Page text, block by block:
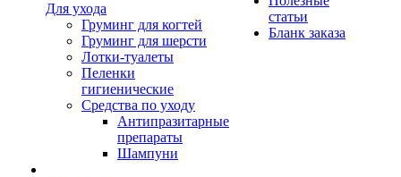
Для ухода
Груминг для когтей
Груминг для шерсти
Лотки-туалеты
Пеленки
гигиенические
Средства по уходу
Антипразитарные
препараты
Шампуни
статьи
Бланк заказа